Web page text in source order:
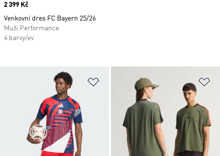
Přidat do seznamu přání
Price
2 399 Kč
Venkovní dres FC Bayern 25/26
Muži Performance
4 barvy/ev